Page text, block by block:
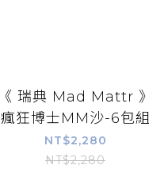
《 瑞典 Mad Mattr 》
瘋狂博士MM沙-6包組
NT$2,280
NT$2,280